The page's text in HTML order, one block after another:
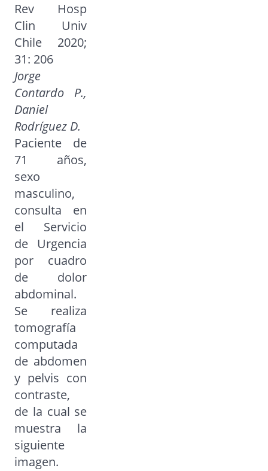
Rev Hosp
Clin Univ
Chile 2020;
31: 206
Jorge
Contardo P.,
Daniel
Rodríguez D.
Paciente de
71 años,
sexo
masculino,
consulta en
el Servicio
de Urgencia
por cuadro
de dolor
abdominal.
Se realiza
tomografía
computada
de abdomen
y pelvis con
contraste,
de la cual se
muestra la
siguiente
imagen.